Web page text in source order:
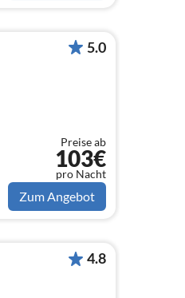
5.0
Preise ab
103€
pro Nacht
Zum Angebot
4.8